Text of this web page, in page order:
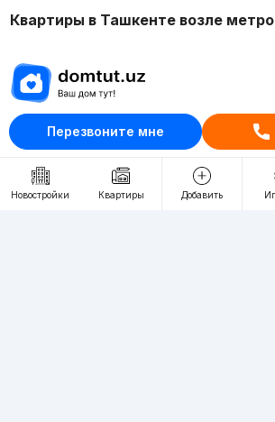
Перезвоните мне
Новостройки Квартиры Добавить
Квартиры в Ташкенте возле метро
Отдел рекламы
+998 (78) 113-20-86
+998 (93) 390-30-10